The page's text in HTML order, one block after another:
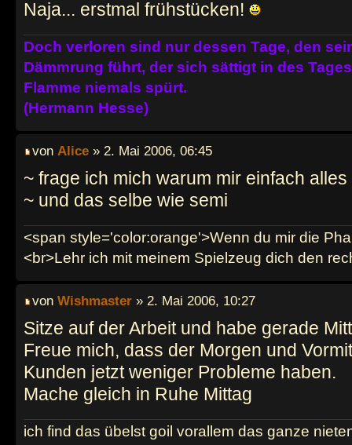
Naja... erstmal frühstücken!
Doch verloren sind nur dessen Tage, den
Dämmrung führt, der sich sättigt in des
Flamme niemals spürt.
(Hermann Hesse)
von Alice » 2. Mai 2006, 06:45
~ frage ich mich warum mir einfach alles
~ und das selbe wie semi
<span style='color:orange'>Wenn du mir die
<br>Lehr ich mit meinem Spielzeug dich den
von Wishmaster » 2. Mai 2006, 10:27
Sitze auf der Arbeit und habe gerade
Freue mich, dass der Morgen und
Kunden jetzt weniger Probleme haben.
Mache gleich in Ruhe Mittag
ich find das übelst goil vorallem das ganze